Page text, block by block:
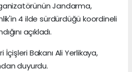
Jandarma,
4 ilde sürdürdüğü koordineli
açıkladı.
İçişleri Bakanı Ali Yerlikaya,
duyurdu.